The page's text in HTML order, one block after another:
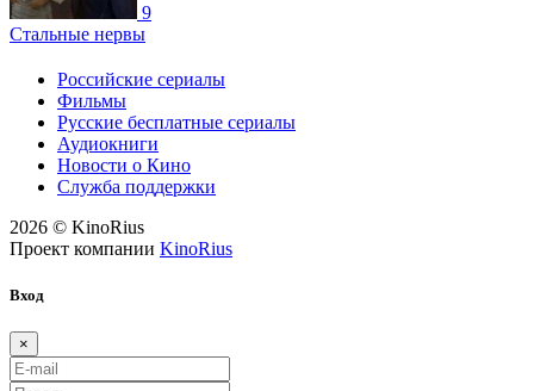
9
Стальные нервы
Российские сериалы
Фильмы
Русские бесплатные сериалы
Аудиокниги
Новости о Кино
Служба поддержки
2026 © KinoRius
Проект компании KinoRius
Вход
×